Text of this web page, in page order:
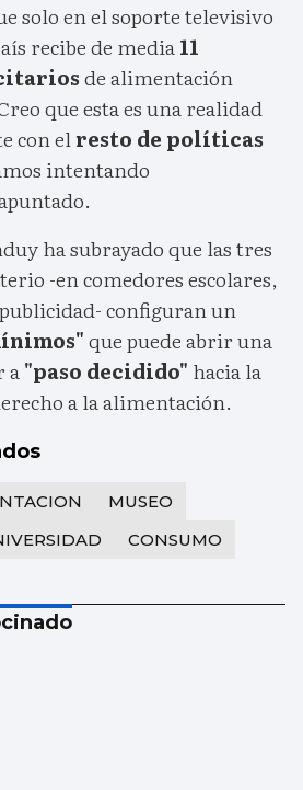
solo en el soporte televisivo
recibe de media11
de alimentación
que esta es una realidad
con elresto de políticas
intentando
ha subrayado que las tres
-en comedores escolares,
configuran un
que puede abrir una
a"paso decidido" hacia la
a la alimentación.
MUSEO
CONSUMO